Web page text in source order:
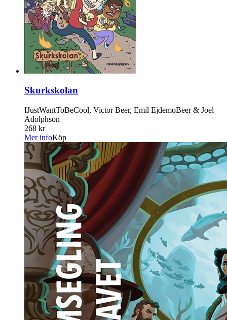
Skurkskolan
IJustWantToBeCool, Victor Beer, Emil EjdemoBeer & Joel
Adolphson
268 kr
Mer infoKöp